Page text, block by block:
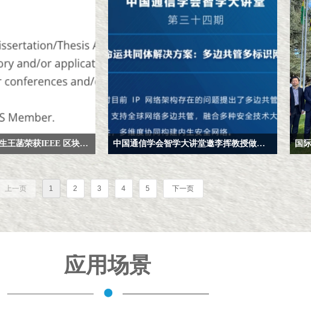
李挥教授团队博士生王菡荣获IEEE 区块链技术优秀博士学位论文奖
技术工程管理学会
Engineering Management Society）
术委员会与南洋理工大学金
and DLT Awards”正
教授指导的博士生王菡凭借
of the CAP Trilemma in Permissioned Blockchains）
中脱颖而出，成功获选优秀
中国通信学会智学大讲堂邀李挥教授做题为“网络空间命运共同体解决方案:多边共管多标识网络体系MIN”的报告
上一页 1 2 3 4 5 下一页
应用场景